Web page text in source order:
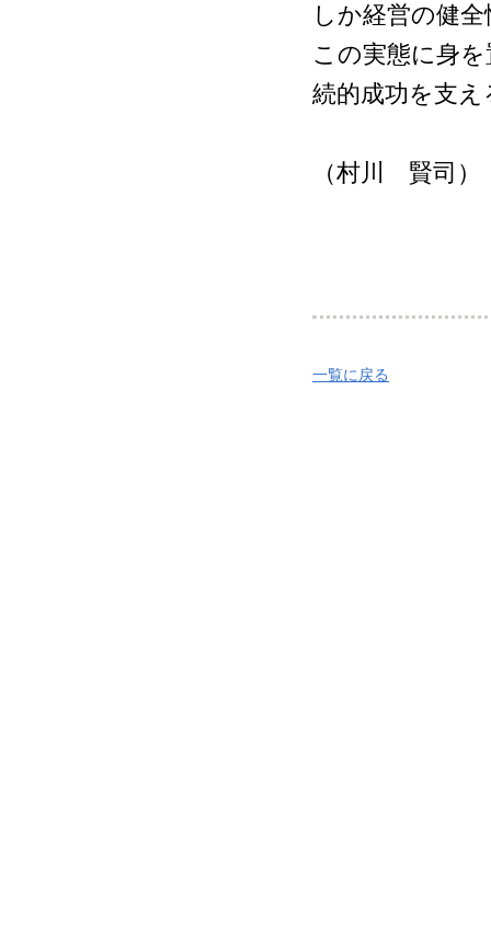
しか経営の健
この実態に身
続的成功を支
（村川 賢司）
一覧に戻る